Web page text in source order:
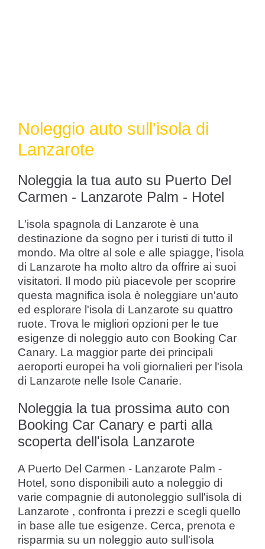
Noleggio auto sull'isola di
Lanzarote
Noleggia la tua auto su Puerto Del
Carmen - Lanzarote Palm - Hotel
L'isola spagnola di Lanzarote è una
destinazione da sogno per i turisti di tutto il
mondo. Ma oltre al sole e alle spiagge, l'isola
di Lanzarote ha molto altro da offrire ai suoi
visitatori. Il modo più piacevole per scoprire
questa magnifica isola è noleggiare un'auto
ed esplorare l'isola di Lanzarote su quattro
ruote. Trova le migliori opzioni per le tue
esigenze di noleggio auto con Booking Car
Canary. La maggior parte dei principali
aeroporti europei ha voli giornalieri per l'isola
di Lanzarote nelle Isole Canarie.
Noleggia la tua prossima auto con
Booking Car Canary e parti alla
scoperta dell'isola Lanzarote
A Puerto Del Carmen - Lanzarote Palm -
Hotel, sono disponibili auto a noleggio di
varie compagnie di autonoleggio sull'isola di
Lanzarote , confronta i prezzi e scegli quello
in base alle tue esigenze. Cerca, prenota e
risparmia su un noleggio auto sull'isola